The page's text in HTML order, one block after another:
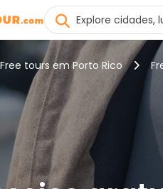
Free tours em Porto Rico